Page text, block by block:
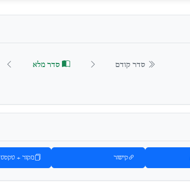
סדר קודם סדר מלא
קישור מקור + טקסט